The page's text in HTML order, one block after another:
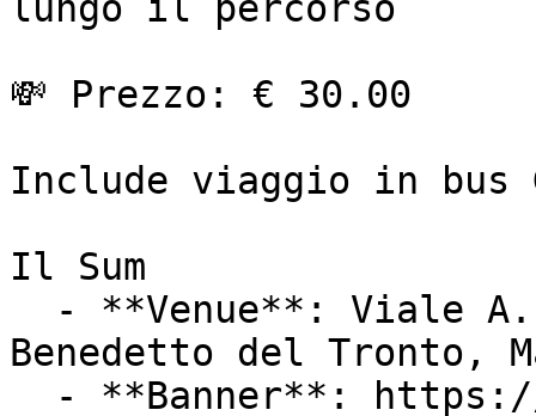
💸 Prezzo: € 30.00
Include viaggio in bus
Il Sum
Benedetto del Tronto,